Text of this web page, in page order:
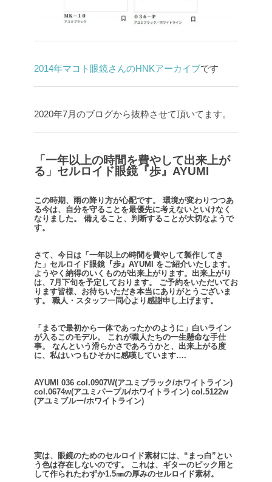
2014年マコト眼鏡さんのHNKアーカイブです
2020年7月のブログから抜粋させて頂いてます。
「一年以上の時間を費やして出来上が
る」セルロイド眼鏡『歩』AYUMI
この時期、雨の降り方が心配です。
環境が変わりつつあ
る今は、自分を守ることを最優先に考えないといけなく
なりました。
備えること、判断することが大切なようで
す。
さて、今日は「一年以上の時間を費やして製作してき
た」セルロイド眼鏡『歩』AYUMI をご紹介いたします。
ようやく納得のいくものが出来上がります。出来上がり
は、7月下旬を予定しております。
ご予約をいただいてお
ります皆様、お待ちいただき本当にありがとうございま
す。
職人・スタッフ一同心より感謝申し上げます。
「まるで最初から一体であったかのように」白いライン
が入るこのモデル。
これが職人たちの一生懸命な手仕
事。
なんという滑らかさであろうかと、出来上がる度
に、私はいつもひそかに感嘆しています….
AYUMI 036 col.0907W(アユミブラック/ホワイトライン)
col.0674w(アユミパープル/ホワイトライン) col.5122w
(アユミブルー/ホワイトライン)
実は、眼鏡のためのセルロイド素材には、“まっ白”とい
う色は存在しないのです。
これは、ギターのピック用と
して作られたわずか1.5㎜の厚みのセルロイド素材。